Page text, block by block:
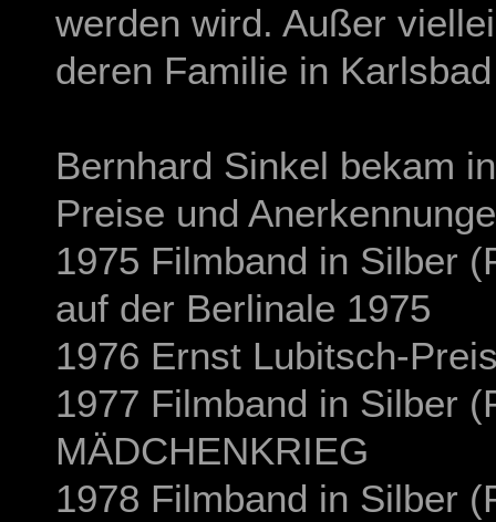
werden wird. Außer
deren Familie in
Bernhard Sinkel bekam
Preise und
1975 Filmband in Silber
auf der Berlinale 1975
1976 Ernst Lubitsch-
1977 Filmband in Silber
MÄDCHENKRIEG
1978 Filmband in Silber